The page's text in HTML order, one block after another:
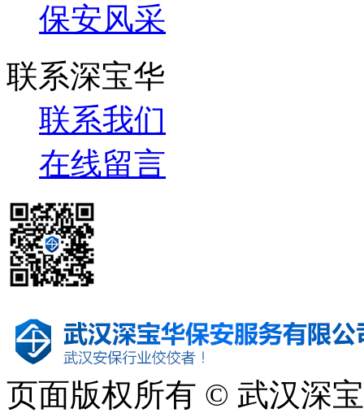
保安风采
联系深宝华
联系我们
在线留言
页面版权所有 © 武汉深